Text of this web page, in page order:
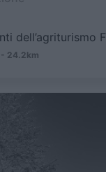
dell’agriturismo
- 24.2km